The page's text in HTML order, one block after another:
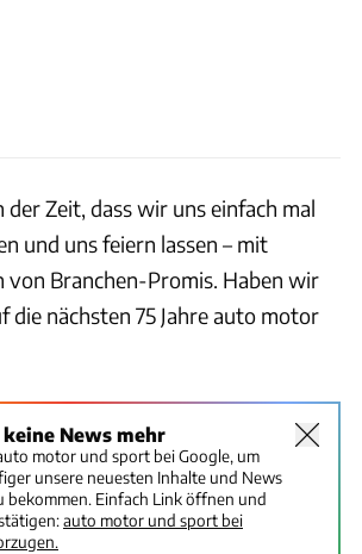
der Zeit, dass wir uns einfach mal
und uns feiern lassen – mit
Branchen-Promis. Haben wir
die nächsten 75 Jahre auto motor
keine News mehr
motor und sport bei Google, um
unsere neuesten Inhalte und News
bekommen. Einfach Link öffnen und
auto motor und sport bei